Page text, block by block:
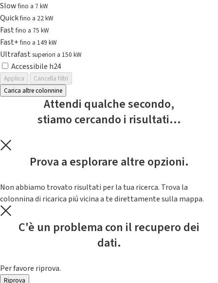
Slowfino a 7 kW
Quickfino a 22 kW
Fastfino a 75 kW
Fast+fino a 149 kW
Ultrafast superiori a 150 kW
Accessibile h24
Applica
Cancella filtri
Carica altre colonnine
Attendi qualche secondo,
stiamo cercando i risultati...
Prova a esplorare altre opzioni.
Non abbiamo trovato risultati per la tua ricerca. Trova la
colonnina di ricarica piú vicina a te direttamente sulla mappa.
C'è un problema con il recupero dei
dati.
Per favore riprova.
Riprova